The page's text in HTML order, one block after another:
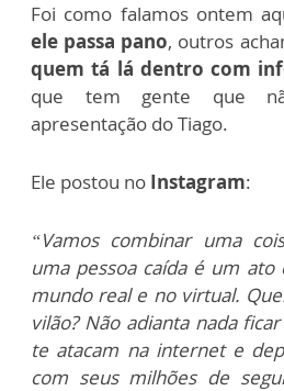
Foi como falamos ontem
ele passa pano, outros
quem tá lá dentro com
que tem gente que
apresentação do Tiago.
Ele postou no Instagram:
“Vamos combinar uma
uma pessoa caída é um
mundo real e no virtual.
vilão? Não adianta nada
te atacam na internet e
com seus milhões de